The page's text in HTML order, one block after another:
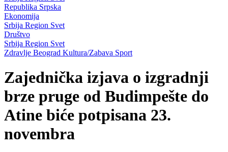
Republika Srpska
Ekonomija
Srbija Region Svet
Društvo
Srbija Region Svet
Zdravlje Beograd Kultura/Zabava Sport
Zajednička izjava o izgradnji
brze pruge od Budimpešte do
Atine biće potpisana 23.
novembra